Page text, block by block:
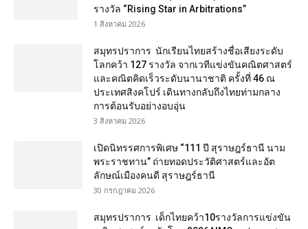
รางวัล “Rising Star in Arbitrations”
1 สิงหาคม 2026
สมุทรปราการ นักเรียนไทยสร้างชื่อเสียงระดับ
โลกคว้า 127 รางวัล จากเวทีแข่งขันคณิตศาสตร์
และคณิตคิดเร็วระดับนานาชาติ ครั้งที่ 46 ณ
ประเทศสิงคโปร์ เดินทางกลับถึงไทยท่ามกลาง
การต้อนรับอย่างอบอุ่น
3 สิงหาคม 2026
เปิดนิทรรศการพิเศษ “111 ปี สุราษฎร์ธานี นาม
พระราชทาน” ถ่ายทอดประวัติศาสตร์และอัต
ลักษณ์เมืองคนดี สุราษฎร์ธานี
30 กรกฎาคม 2026
สมุทรปราการ เด็กไทยคว้า10รางวัลการแข่งขัน